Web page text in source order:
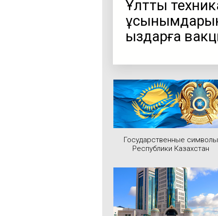
Ұлттық
қыздарға
Государственные символы
Республики Казахстан